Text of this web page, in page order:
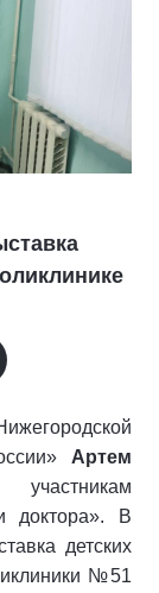
Артем
доктора». В
детских
№51